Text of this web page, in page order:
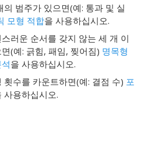
의 범주가 있으면(예: 통과 및 실
모형 적합을 사용하십시오.
러운 순서를 갖지 않는 세 개 이
(예: 긁힘, 패임, 찢어짐) 명목형
을 사용하십시오.
횟수를 카운트하면(예: 결점 수) 포
사용하십시오.